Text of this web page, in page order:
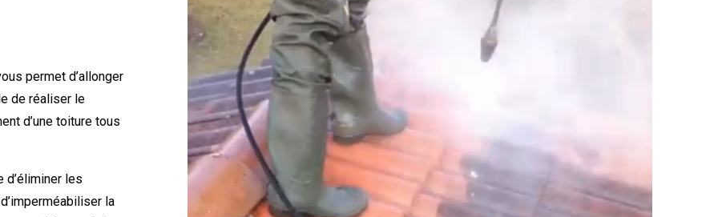
permet d’allonger
de réaliser le
d’une toiture tous
d’éliminer les
la